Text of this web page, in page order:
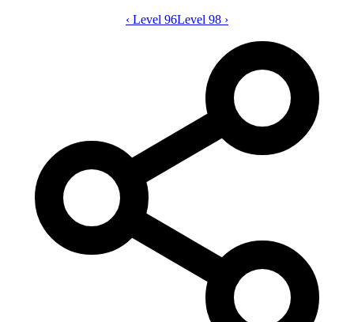
Magic Sort level 97 video guide
‹ Level 96Level 98 ›